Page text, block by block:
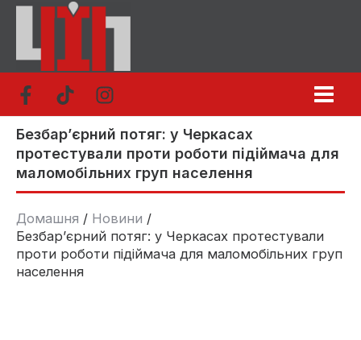
Перейти
вмісту
Безбар’єрний потяг: у Черкасах
протестували проти роботи підіймача для
маломобільних груп населення
Домашня
Новини
Безбар’єрний потяг: у Черкасах протестували
проти роботи підіймача для маломобільних груп
населення